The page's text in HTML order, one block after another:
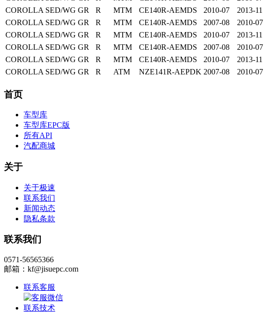
COROLLA SED/WG GR R MTM CE140R-AEMDS 2010-07 2013-11
COROLLA SED/WG GR R MTM CE140R-AEMDS 2007-08 2010-07
COROLLA SED/WG GR R MTM CE140R-AEMDS 2010-07 2013-11
COROLLA SED/WG GR R MTM CE140R-AEMDS 2007-08 2010-07
COROLLA SED/WG GR R MTM CE140R-AEMDS 2010-07 2013-11
COROLLA SED/WG GR R ATM NZE141R-AEPDK 2007-08 2010-07
首页
车型库
车型库EPC版
所有API
汽配商城
关于
关于极速
联系我们
新闻动态
隐私条款
联系我们
0571-56565366
邮箱：kf@jisuepc.com
联系客服
联系技术